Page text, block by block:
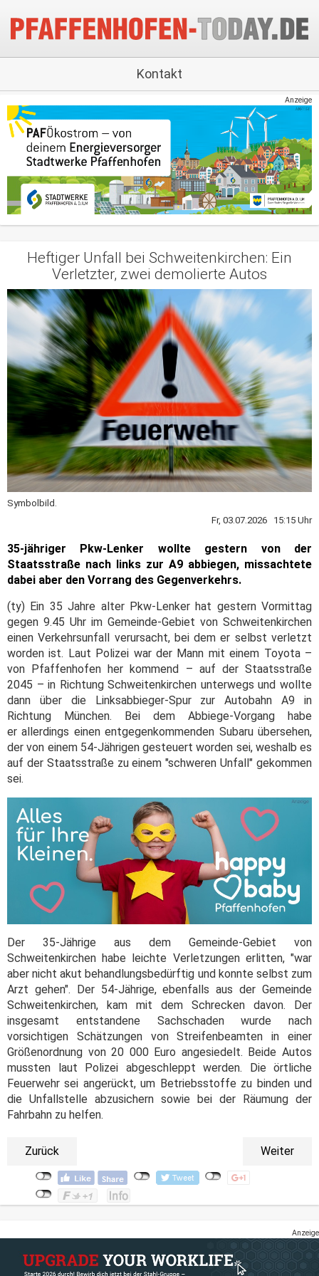
Kontakt
Anzeige
Heftiger Unfall bei Schweitenkirchen: Ein
Verletzter, zwei demolierte Autos
Symbolbild.
Fr, 03.07.2026 15:15 Uhr
35-jähriger Pkw-Lenker wollte gestern von der
Staatsstraße nach links zur A9 abbiegen, missachtete
dabei aber den Vorrang des Gegenverkehrs.
(ty) Ein 35 Jahre alter Pkw-Lenker hat gestern Vormittag
gegen 9.45 Uhr im Gemeinde-Gebiet von Schweitenkirchen
einen Verkehrsunfall verursacht, bei dem er selbst verletzt
worden ist. Laut Polizei war der Mann mit einem Toyota –
von Pfaffenhofen her kommend – auf der Staatsstraße
2045 – in Richtung Schweitenkirchen unterwegs und wollte
dann über die Linksabbieger-Spur zur Autobahn A9 in
Richtung München. Bei dem Abbiege-Vorgang habe
er allerdings einen entgegenkommenden Subaru übersehen,
der von einem 54-Jährigen gesteuert worden sei, weshalb es
auf der Staatsstraße zu einem "schweren Unfall" gekommen
sei.
Der 35-Jährige aus dem Gemeinde-Gebiet von
Schweitenkirchen habe leichte Verletzungen erlitten, "war
aber nicht akut behandlungsbedürftig und konnte selbst zum
Arzt gehen". Der 54-Jährige, ebenfalls aus der Gemeinde
Schweitenkirchen, kam mit dem Schrecken davon. Der
insgesamt entstandene Sachschaden wurde nach
vorsichtigen Schätzungen von Streifenbeamten in einer
Größenordnung von 20 000 Euro angesiedelt. Beide Autos
mussten laut Polizei abgeschleppt werden. Die örtliche
Feuerwehr sei angerückt, um Betriebsstoffe zu binden und
die Unfallstelle abzusichern sowie bei der Räumung der
Fahrbahn zu helfen.
Zurück Weiter
Anzeige